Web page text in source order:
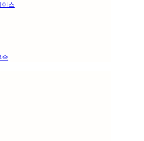
이스
속